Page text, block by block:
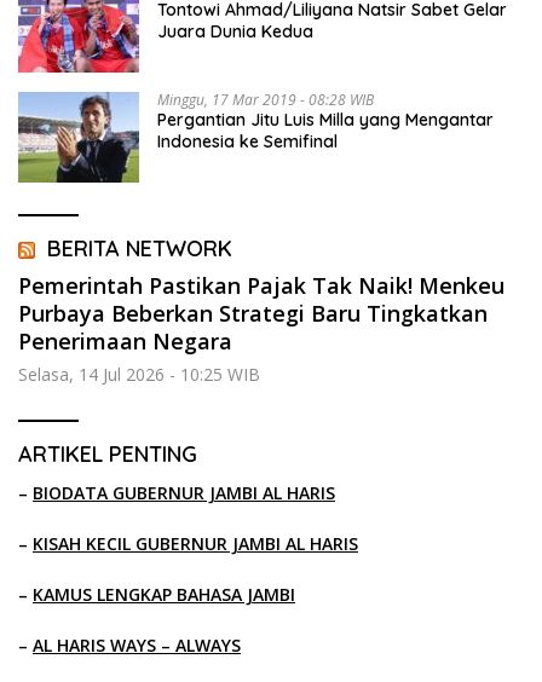
Tontowi Ahmad/Liliyana Natsir Sabet Gelar
Juara Dunia Kedua
Minggu, 17 Mar 2019 - 08:28 WIB
Pergantian Jitu Luis Milla yang Mengantar
Indonesia ke Semifinal
BERITA NETWORK
Pemerintah Pastikan Pajak Tak Naik! Menkeu
Purbaya Beberkan Strategi Baru Tingkatkan
Penerimaan Negara
Selasa, 14 Jul 2026 - 10:25 WIB
ARTIKEL PENTING
– BIODATA GUBERNUR JAMBI AL HARIS
– KISAH KECIL GUBERNUR JAMBI AL HARIS
– KAMUS LENGKAP BAHASA JAMBI
– AL HARIS WAYS – ALWAYS